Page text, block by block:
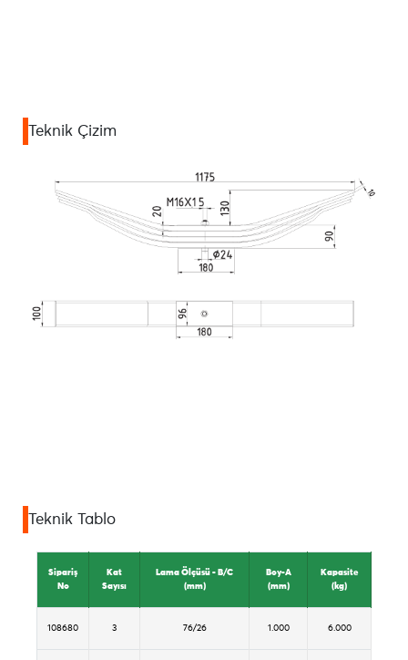
Teknik Çizim
Teknik Tablo
Sipariş
No
Kat
Sayısı
Lama Ölçüsü - B/C
(mm)
Boy-A
(mm)
Kapasite
(kg)
108680 3 76/26 1.000 6.000